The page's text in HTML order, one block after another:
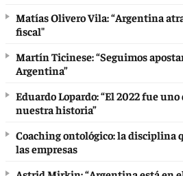
Matías Olivero Vila: “Argentina
fiscal"
Martín Ticinese: “Seguimos
Argentina”
Eduardo Lopardo: “El 2022 fue
nuestra historia”
Coaching ontológico: la disciplina
las empresas